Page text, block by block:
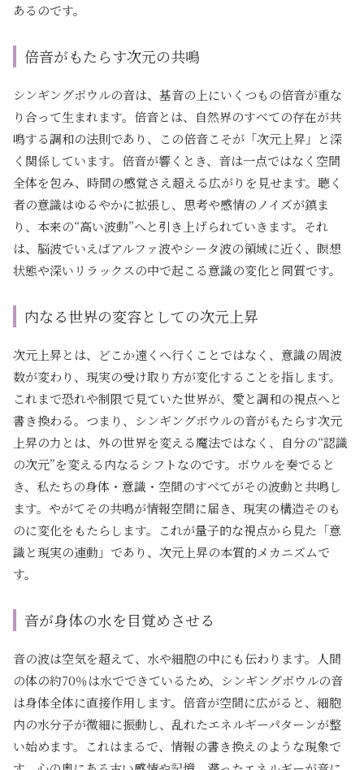
あるのです。
倍音がもたらす次元の共鳴
シンギングボウルの音は、基音の上にいくつもの倍音が重な
り合って生まれます。倍音とは、自然界のすべての存在が共
鳴する調和の法則であり、この倍音こそが「次元上昇」と深
く関係しています。倍音が響くとき、音は一点ではなく空間
全体を包み、時間の感覚さえ超える広がりを見せます。聴く
者の意識はゆるやかに拡張し、思考や感情のノイズが鎮ま
り、本来の“高い波動”へと引き上げられていきます。それ
は、脳波でいえばアルファ波やシータ波の領域に近く、瞑想
状態や深いリラックスの中で起こる意識の変化と同質です。
内なる世界の変容としての次元上昇
次元上昇とは、どこか遠くへ行くことではなく、意識の周波
数が変わり、現実の受け取り方が変化することを指します。
これまで恐れや制限で見ていた世界が、愛と調和の視点へと
書き換わる。つまり、シンギングボウルの音がもたらす次元
上昇の力とは、外の世界を変える魔法ではなく、自分の“認識
の次元”を変える内なるシフトなのです。ボウルを奏でると
き、私たちの身体・意識・空間のすべてがその波動と共鳴し
ます。やがてその共鳴が情報空間に届き、現実の構造そのも
のに変化をもたらします。これが量子的な視点から見た「意
識と現実の連動」であり、次元上昇の本質的メカニズムで
す。
音が身体の水を目覚めさせる
音の波は空気を超えて、水や細胞の中にも伝わります。人間
の体の約70％は水でできているため、シンギングボウルの音
は身体全体に直接作用します。倍音が空間に広がると、細胞
内の水分子が微細に振動し、乱れたエネルギーパターンが整
い始めます。これはまるで、情報の書き換えのような現象で